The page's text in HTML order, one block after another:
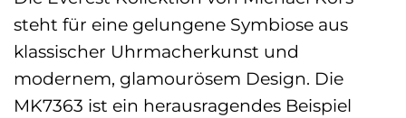
steht für eine gelungene Symbiose aus
klassischer Uhrmacherkunst und
modernem, glamourösem Design. Die
MK7363 ist ein herausragendes Beispiel